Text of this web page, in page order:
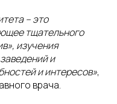
– это
тщательного
изучения
и
и интересов»,
врача.